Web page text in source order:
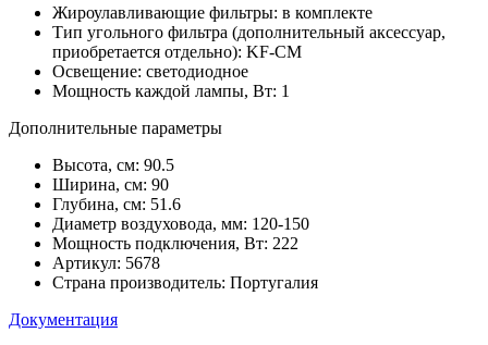
Жироулавливающие фильтры: в комплекте
Тип угольного фильтра (дополнительный аксессуар,
приобретается отдельно): KF-СM
Освещение: светодиодное
Мощность каждой лампы, Вт: 1
Дополнительные параметры
Высота, см: 90.5
Ширина, см: 90
Глубина, см: 51.6
Диаметр воздуховода, мм: 120-150
Мощность подключения, Вт: 222
Артикул: 5678
Страна производитель: Португалия
Документация